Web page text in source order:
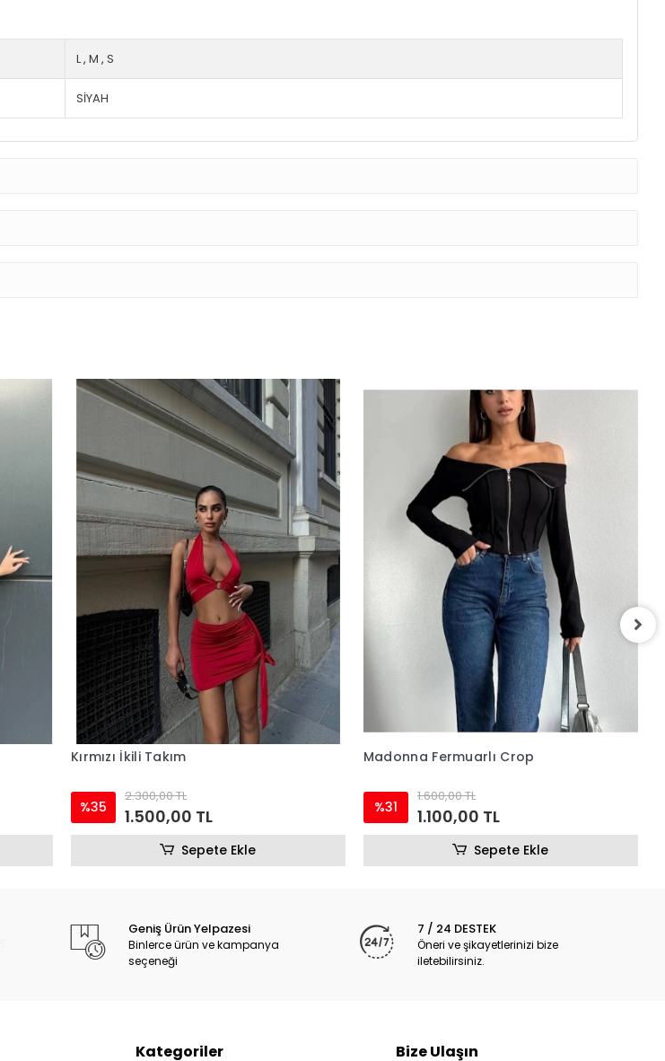
L,M ,S
SİYAH
Kırmızı İkili Takım
%35
2.300,00 TL
1.500,00 TL
Sepete Ekle
Madonna Fermuarlı Crop
%31
1.600,00 TL
1.100,00 TL
Sepete Ekle
Geniş Ürün Yelpazesi
Binlerce ürün ve kampanya
seçeneği
7 / 24 DESTEK
Öneri ve şikayetlerinizi bize
iletebilirsiniz.
Kategoriler Bize Ulaşın